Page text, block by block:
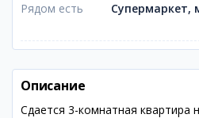
Рядом есть
Супермаркет,
Описание
Сдается 3-комнатная квартира